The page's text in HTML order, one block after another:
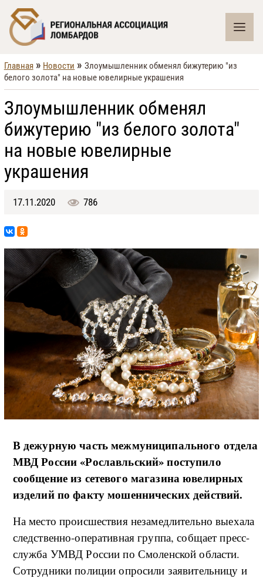
Главная » Новости » Злоумышленник обменял бижутерию "из
белого золота" на новые ювелирные украшения
Злоумышленник обменял
бижутерию "из белого золота"
на новые ювелирные
украшения
17.11.2020 786
В дежурную часть межмуниципального отдела
МВД России «Рославльский» поступило
сообщение из сетевого магазина ювелирных
изделий по факту мошеннических действий.
На место происшествия незамедлительно выехала
следственно-оперативная группа, собщает пресс-
служба УМВД России по Смоленской области.
Сотрудники полиции опросили заявительницу и